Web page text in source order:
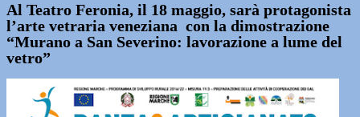
Al Teatro Feronia, il 18 maggio, sarà protagonista
l’arte vetraria veneziana con la dimostrazione
“Murano a San Severino: lavorazione a lume del
vetro”